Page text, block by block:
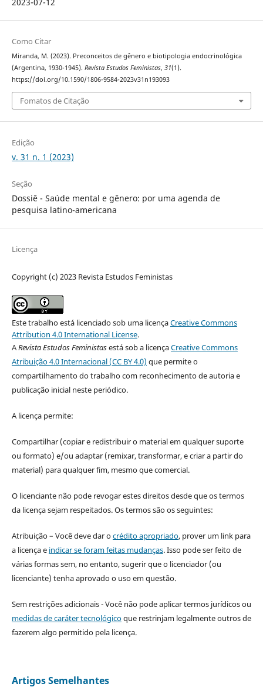
Como Citar
Miranda, M. (2023). Preconceitos de gênero e biotipologia endocrinológica
(Argentina, 1930-1945). Revista Estudos Feministas, 31(1).
https://doi.org/10.1590/1806-9584-2023v31n193093
Fomatos de Citação
Edição
v. 31 n. 1 (2023)
Seção
Dossiê - Saúde mental e gênero: por uma agenda de
pesquisa latino-americana
Licença
Copyright (c) 2023 Revista Estudos Feministas
Este trabalho está licenciado sob uma licençaCreative Commons
Attribution 4.0 International License.
ARevista Estudos Feministasestá sob a licençaCreative Commons
Atribuição 4.0 Internacional (CC BY 4.0) que permite o
compartilhamento do trabalho com reconhecimento de autoria e
publicação inicial neste periódico.
A licença permite:
Compartilhar (copiar e redistribuir o material em qualquer suporte
ou formato) e/ou adaptar (remixar, transformar, e criar a partir do
material) para qualquer fim, mesmo que comercial.
O licenciante não pode revogar estes direitos desde que os termos
da licença sejam respeitados. Os termos são os seguintes:
Atribuição – Você deve dar ocrédito apropriado, prover um link para
a licença e indicar se foram feitas mudanças. Isso pode ser feito de
várias formas sem, no entanto, sugerir que o licenciador (ou
licenciante) tenha aprovado o uso em questão.
Sem restrições adicionais - Você não pode aplicar termos jurídicos ou
medidas de caráter tecnológicoque restrinjam legalmente outros de
fazerem algo permitido pela licença.
Artigos Semelhantes